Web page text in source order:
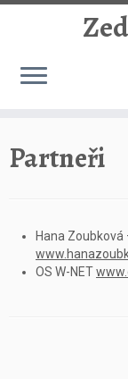
content
Partneři
Hana
OS W-NET